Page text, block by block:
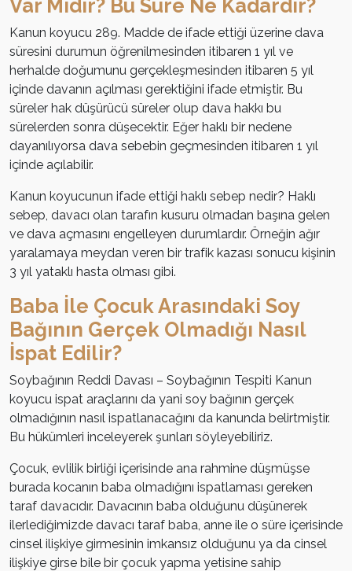
Var Mıdır? Bu Süre Ne Kadardır?
Kanun koyucu 289. Madde de ifade ettiği üzerine dava
süresini durumun öğrenilmesinden itibaren 1 yıl ve
herhalde doğumunu gerçekleşmesinden itibaren 5 yıl
içinde davanın açılması gerektiğini ifade etmiştir. Bu
süreler hak düşürücü süreler olup dava hakkı bu
sürelerden sonra düşecektir. Eğer haklı bir nedene
dayanılıyorsa dava sebebin geçmesinden itibaren 1 yıl
içinde açılabilir.
Kanun koyucunun ifade ettiği haklı sebep nedir? Haklı
sebep, davacı olan tarafın kusuru olmadan başına gelen
ve dava açmasını engelleyen durumlardır. Örneğin ağır
yaralamaya meydan veren bir trafik kazası sonucu kişinin
3 yıl yataklı hasta olması gibi.
Baba İle Çocuk Arasındaki Soy
Bağının Gerçek Olmadığı Nasıl
İspat Edilir?
Soybağının Reddi Davası – Soybağının Tespiti Kanun
koyucu ispat araçlarını da yani soy bağının gerçek
olmadığının nasıl ispatlanacağını da kanunda belirtmiştir.
Bu hükümleri inceleyerek şunları söyleyebiliriz.
Çocuk, evlilik birliği içerisinde ana rahmine düşmüşse
burada kocanın baba olmadığını ispatlaması gereken
taraf davacıdır. Davacının baba olduğunu düşünerek
ilerlediğimizde davacı taraf baba, anne ile o süre içerisinde
cinsel ilişkiye girmesinin imkansız olduğunu ya da cinsel
ilişkiye girse bile bir çocuk yapma yetisine sahip